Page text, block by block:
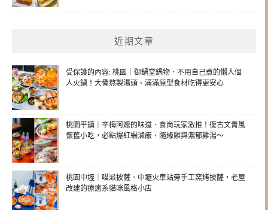
近期文章
受保護的內容: 桃園｜御鍋堂鍋物．不用自己煮的懶人個
人火鍋！大骨熬製湯頭、滿滿原型食材吃得更安心
桃園平鎮｜辛梅阿嬤的味道．食尚玩家激推！復古文青風
懷舊小吃，必點爆紅蝦滷飯、隨緣雞與濃郁雞湯～
桃園中壢｜喵派披薩．中壢火車站旁手工窯烤披薩，老屋
改建的療癒系貓咪風格小店